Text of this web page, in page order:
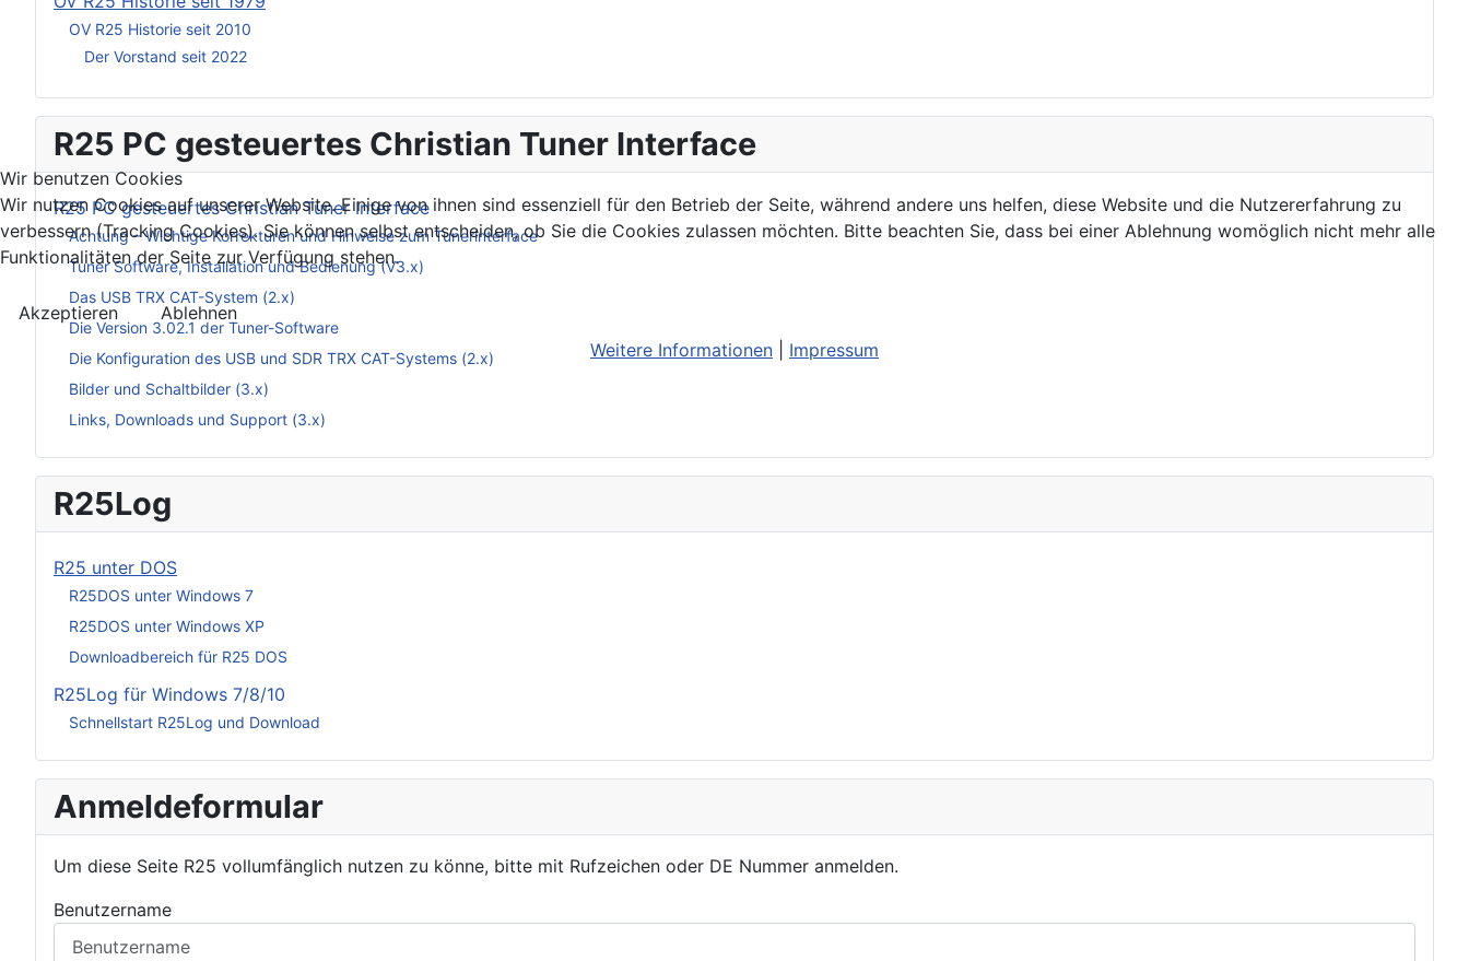
OV R25 Historie seit 2010
Der Vorstand seit 2022
R25 PC gesteuertes Christian Tuner Interface
R25 PC gesteuertes Christian Tuner Interface
Achtung – Wichtige Korrekturen und Hinweise zum Tunerinterface
Tuner Software, Installation und Bedienung (V3.x)
Das USB TRX CAT-System (2.x)
Die Version 3.02.1 der Tuner-Software
Die Konfiguration des USB und SDR TRX CAT-Systems (2.x)
Bilder und Schaltbilder (3.x)
Links, Downloads und Support (3.x)
R25Log
R25 unter DOS
R25DOS unter Windows 7
R25DOS unter Windows XP
Downloadbereich für R25 DOS
R25Log für Windows 7/8/10
Schnellstart R25Log und Download
Anmeldeformular
Um diese Seite R25 vollumfänglich nutzen zu könne, bitte mit Rufzeichen oder DE Nummer anmelden.
Benutzername
Wir benutzen Cookies
Wir nutzen Cookies auf unserer Website. Einige von ihnen sind essenziell für den Betrieb der Seite, während andere uns helfen, diese Website und die Nutzererfahrung zu
verbessern (Tracking Cookies). Sie können selbst entscheiden, ob Sie die Cookies zulassen möchten. Bitte beachten Sie, dass bei einer Ablehnung womöglich nicht mehr alle
Funktionalitäten der Seite zur Verfügung stehen.
Akzeptieren
Ablehnen
Weitere Informationen
Impressum